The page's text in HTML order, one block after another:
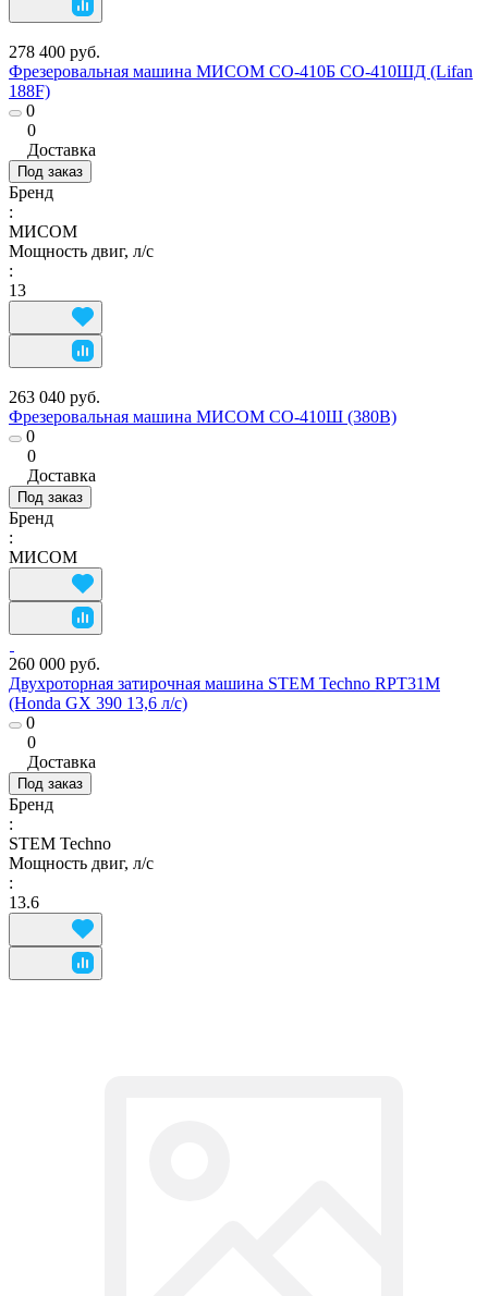
278 400 руб.
Фрезеровальная машина МИСОМ СО-410Б СО-410ШД (Lifan
188F)
0
0
Доставка
Под заказ
Бренд
:
МИСОМ
Мощность двиг, л/с
:
13
263 040 руб.
Фрезеровальная машина МИСОМ СО-410Ш (380В)
0
0
Доставка
Под заказ
Бренд
:
МИСОМ
260 000 руб.
Двухроторная затирочная машина STEM Techno RPT31М
(Honda GX 390 13,6 л/с)
0
0
Доставка
Под заказ
Бренд
:
STEM Techno
Мощность двиг, л/с
:
13.6